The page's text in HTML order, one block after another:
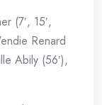
(7′, 15′,
Renard
Abily (56′),